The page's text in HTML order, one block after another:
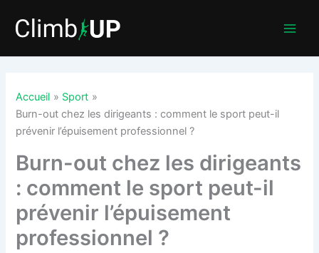
contenu
Accueil
Sport
Burn-out chez les dirigeants : comment le sport peut-il
prévenir l’épuisement professionnel ?
Burn-out chez les dirigeants
: comment le sport peut-il
prévenir l’épuisement
professionnel ?